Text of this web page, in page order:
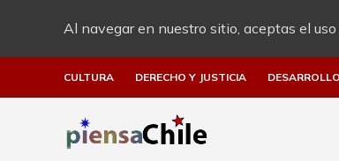
Al navegar en nuestro sitio, aceptas el
CULTURA DERECHO Y JUSTICIA DESARROLLO